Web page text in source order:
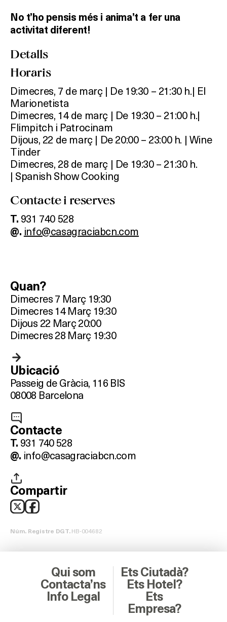
Què vols fer?
TERRASSES
BARS
SPAS
RESTAURANTS
SALES
Activitats
No t’ho pensis més i anima’t a fer una
activitat diferent!
Detalls
Horaris
Dimecres, 7 de març | De 19:30 – 21:30 h.| El
Marionetista
Dimecres, 14 de març | De 19:30 – 21:00 h.|
Flimpitch i Patrocinam
Dijous, 22 de març | De 20:00 – 23:00 h. | Wine
Tinder
Dimecres, 28 de març | De 19:30 – 21:30 h.
| Spanish Show Cooking
Contacte i reserves
T. 931 740 528
@. info@casagraciabcn.com
Quan?
Dimecres 7 Març 19:30
Dimecres 14 Març 19:30
Dijous 22 Març 20:00
Dimecres 28 Març 19:30
Ubicació
Passeig de Gràcia, 116 BIS
08008 Barcelona
Contacte
T. 931 740 528
@. info@casagraciabcn.com
Compartir
Núm. Registre DGT. HB-004682
Qui som
Contacta’ns
Info Legal
Ets Ciutadà?
Ets Hotel?
Ets
Empresa?